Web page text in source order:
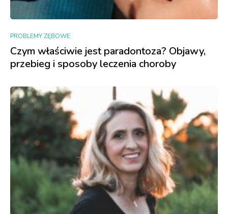
PROBLEMY ZĘBOWE
Czym właściwie jest paradontoza? Objawy,
przebieg i sposoby leczenia choroby